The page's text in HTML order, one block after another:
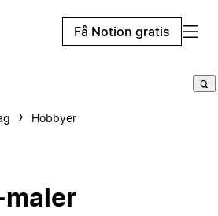
Få Notion gratis
Hobbyer